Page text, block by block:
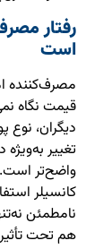
رفتار
است
مصرف‌کننده
قیمت نگاه
دیگران،
تغییر
واضح‌تر است.
کانسیلر
نامطمئن
هم تحت